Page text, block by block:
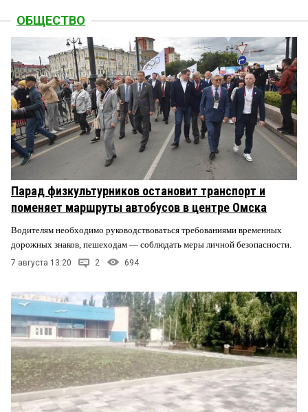
ОБЩЕСТВО
Парад физкультурников остановит транспорт и
поменяет маршруты автобусов в центре Омска
Водителям необходимо руководствоваться требованиями временных
дорожных знаков, пешеходам — соблюдать меры личной безопасности.
7 августа 13:20 2 694